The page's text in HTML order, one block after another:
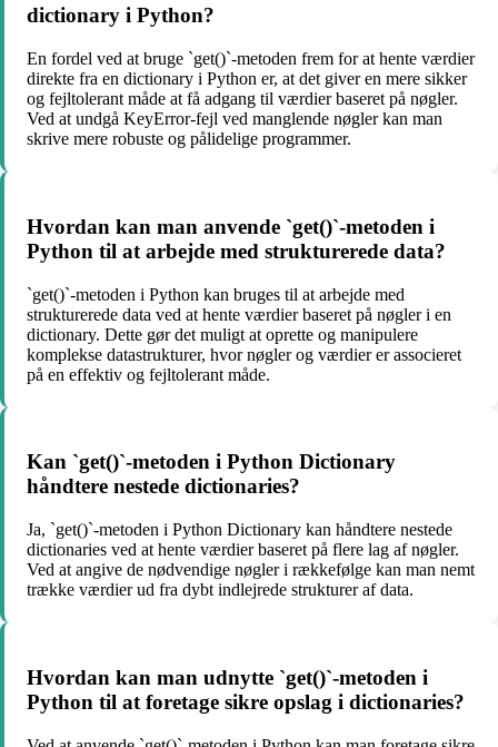
dictionary i Python?
En fordel ved at bruge `get()`-metoden frem for at hente værdier
direkte fra en dictionary i Python er, at det giver en mere sikker
og fejltolerant måde at få adgang til værdier baseret på nøgler.
Ved at undgå KeyError-fejl ved manglende nøgler kan man
skrive mere robuste og pålidelige programmer.
Hvordan kan man anvende `get()`-metoden i
Python til at arbejde med strukturerede data?
`get()`-metoden i Python kan bruges til at arbejde med
strukturerede data ved at hente værdier baseret på nøgler i en
dictionary. Dette gør det muligt at oprette og manipulere
komplekse datastrukturer, hvor nøgler og værdier er associeret
på en effektiv og fejltolerant måde.
Kan `get()`-metoden i Python Dictionary
håndtere nestede dictionaries?
Ja, `get()`-metoden i Python Dictionary kan håndtere nestede
dictionaries ved at hente værdier baseret på flere lag af nøgler.
Ved at angive de nødvendige nøgler i rækkefølge kan man nemt
trække værdier ud fra dybt indlejrede strukturer af data.
Hvordan kan man udnytte `get()`-metoden i
Python til at foretage sikre opslag i dictionaries?